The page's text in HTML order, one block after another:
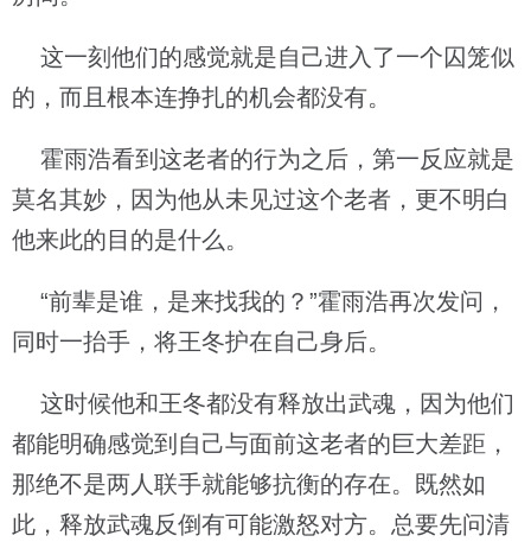
这一刻他们的感觉就是自己进入了一个囚笼似
的，而且根本连挣扎的机会都没有。
霍雨浩看到这老者的行为之后，第一反应就是
莫名其妙，因为他从未见过这个老者，更不明白
他来此的目的是什么。
“前辈是谁，是来找我的？”霍雨浩再次发问，
同时一抬手，将王冬护在自己身后。
这时候他和王冬都没有释放出武魂，因为他们
都能明确感觉到自己与面前这老者的巨大差距，
那绝不是两人联手就能够抗衡的存在。既然如
此，释放武魂反倒有可能激怒对方。总要先问清